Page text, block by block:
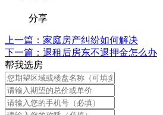
分享
上一篇： 家庭房产纠纷如何解决
下一篇： 退租后房东不退押金怎么办
帮我选房